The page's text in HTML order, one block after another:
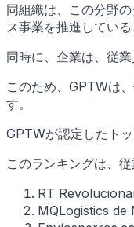
同組織は、この分野
ス事業を推進している
同時に、企業は、従
このため、GPTWは
す。
GPTWが認定したト
このランキングは、
RT
MQLogistics de